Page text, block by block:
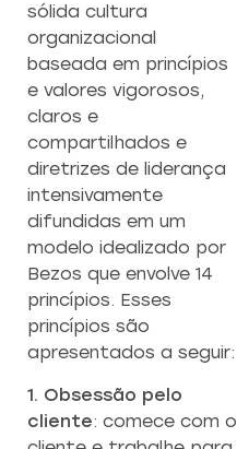
sólida cultura
organizacional
baseada em princípios
e valores vigorosos,
claros e
compartilhados e
diretrizes de liderança
intensivamente
difundidas em um
modelo idealizado por
Bezos que envolve 14
princípios. Esses
princípios são
apresentados a seguir:
1. Obsessão pelo
cliente: comece com o